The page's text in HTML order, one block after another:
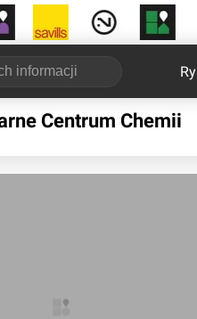
Centrum Chemii